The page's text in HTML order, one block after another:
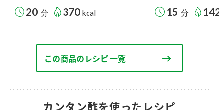
20 分 370 kcal 15 分
この商品のレシピ 一覧
カンタン酢を使ったレシピ